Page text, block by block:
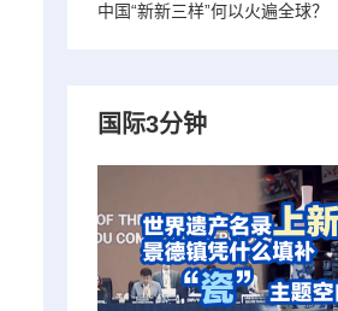
中国“新新三样”何以火遍全球？
国际3分钟